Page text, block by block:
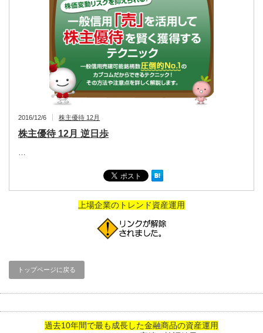
2016/12/6 株主優待 12月
株主優待 12月 逆日歩
…
上場企業のトレンド資産運用
トップページに戻る
過去10年間で最も成長した金融商品の資産運用